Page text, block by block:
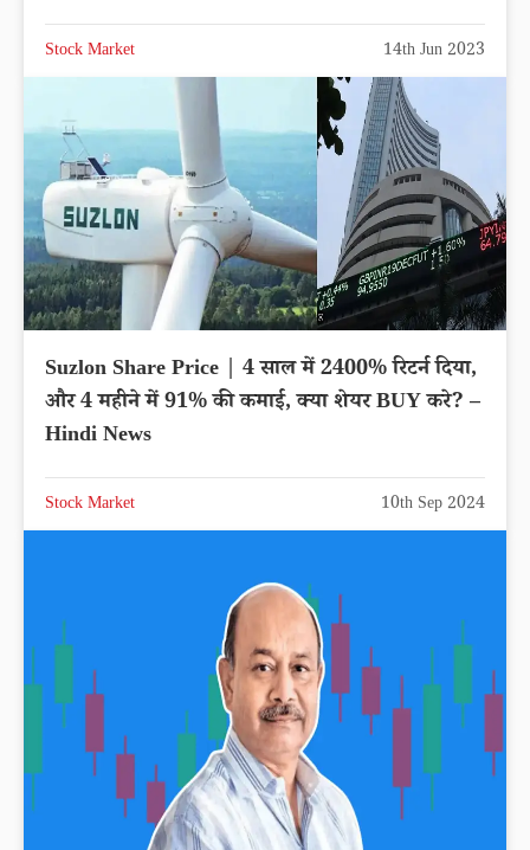
Stock Market 14th Jun 2023
Suzlon Share Price | 4 साल में 2400% रिटर्न दिया,
और 4 महीने में 91% की कमाई, क्या शेयर BUY करे? –
Hindi News
Stock Market 10th Sep 2024